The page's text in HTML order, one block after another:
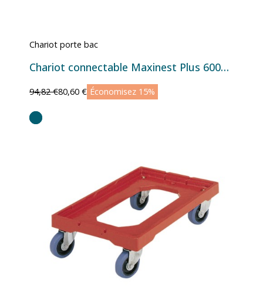
Chariot porte bac
Chariot connectable Maxinest Plus 600x454
94,82 €80,60 € Économisez 15%